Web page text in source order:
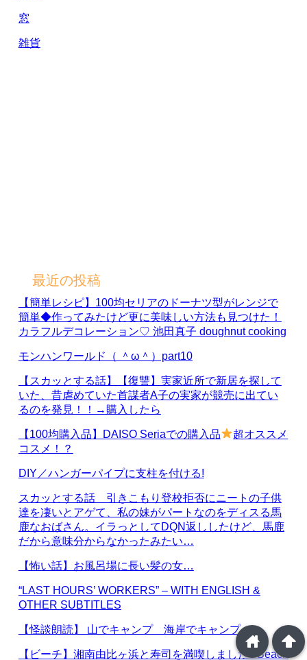
窓
雑貨
最近の投稿
【簡単レシピ】100均セリアのドーナツ型がレンジで
簡単◆作ってみたけど更に美味しい方法も見つけた！
カラフルデコレーション♡ 池田真子 doughnut cooking
モンハンワールド（ ＾ω＾）part10
【スカッとする話】【復讐】実家近所で新居を探して
いた、昔虐めていた首謀者A子の実家が競売に出てい
るのを発見！！→購入したら
【100均購入品】DAISO Seriaでの購入品
超オススメ
コスメ！？
DIY／ハンガーパイプに支柱を付ける!
スカッとする話 引きこもり登校拒否にニートの子供
達を凄いとアゲて、私の妹がパートなのをディスる馬
鹿なおばさん。イラっとしてDQN返ししたけど、馬鹿
だから意味分からなかったみたい…
【怖い話】お風呂場に長い髪の女…
“LAST HOURS’ WORKERS” – WITH ENGLISH &
OTHER SUBTITLES
【怪談朗読】 山でキャンプ 海岸でキャンプ
【ビーチ】湘南由比ヶ浜と寿司を満喫しました / Beach
arrowup
home